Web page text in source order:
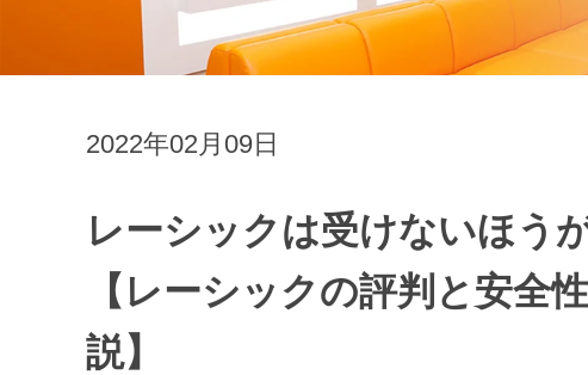
2022年02月09日
レーシックは受けないほう
【レーシックの評判と安全
説】